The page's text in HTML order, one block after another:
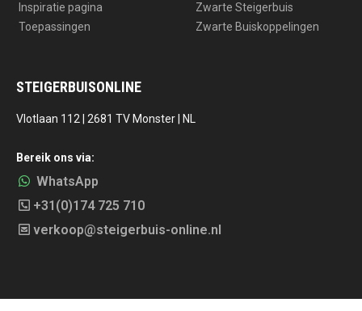
Inspiratie pagina
Toepassingen
Zwarte Steigerbuis
Zwarte Buiskoppelingen
STEIGERBUISONLINE
Vlotlaan 112 | 2681 TV Monster | NL
Bereik ons via:
WhatsApp
+31(0)174 725 710
verkoop@steigerbuis-online.nl